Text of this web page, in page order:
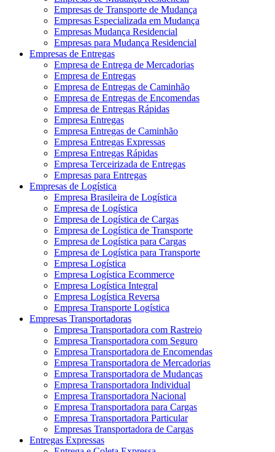
Empresas de Transporte de Mudança
Empresas Especializada em Mudança
Empresas Mudança Residencial
Empresas para Mudança Residencial
Empresas de Entregas
Empresa de Entrega de Mercadorias
Empresa de Entregas
Empresa de Entregas de Caminhão
Empresa de Entregas de Encomendas
Empresa de Entregas Rápidas
Empresa Entregas
Empresa Entregas de Caminhão
Empresa Entregas Expressas
Empresa Entregas Rápidas
Empresa Terceirizada de Entregas
Empresas para Entregas
Empresas de Logística
Empresa Brasileira de Logística
Empresa de Logística
Empresa de Logística de Cargas
Empresa de Logística de Transporte
Empresa de Logística para Cargas
Empresa de Logística para Transporte
Empresa Logística
Empresa Logística Ecommerce
Empresa Logística Integral
Empresa Logística Reversa
Empresa Transporte Logística
Empresas Transportadoras
Empresa Transportadora com Rastreio
Empresa Transportadora com Seguro
Empresa Transportadora de Encomendas
Empresa Transportadora de Mercadorias
Empresa Transportadora de Mudanças
Empresa Transportadora Individual
Empresa Transportadora Nacional
Empresa Transportadora para Cargas
Empresa Transportadora Particular
Empresas Transportadora de Cargas
Entregas Expressas